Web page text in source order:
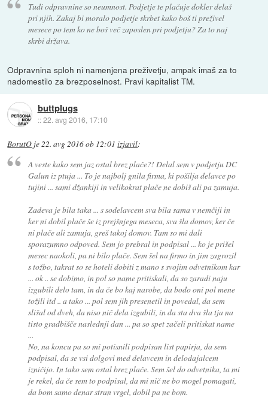
Tudi odpravnine so neumnost. Podjetje te plačuje dokler delaš
pri njih. Zakaj bi moralo podjetje skrbet kako boš ti preživel
mesece po tem ko ne boš več zaposlen pri podjetju? Za to naj
skrbi država.
Odpravnina sploh ni namenjena preživetju, ampak imaš za to
nadomestilo za brezposelnost. Pravi kapitalist TM.
buttplugs
::22. avg 2016, 17:10
BorutO je22. avg 2016 ob 12:01 izjavil:
A veste kako sem jaz ostal brez plače?! Delal sem v podjetju DC
Galun iz ptuja ... To je najbolj gnila firma, ki pošilja delavce po
tujini ... sami džankiji in velikokrat plače ne dobiš ali pa zamuja.
Zadeva je bila taka ... s sodelavcem sva bila sama v nemčiji in
ker ni dobil plače še iz prejšnjega meseca, sva šla domov, ker če
ni plače ali zamuja, greš takoj domov. Tam so mi dali
sporazumno odpoved. Sem jo prebral in podpisal ... ko je prišel
mesec naokoli, pa ni bilo plače. Sem šel na firmo in jim zagrozil
s tožbo, takrat so se hoteli dobiti z mano s svojim odvetnikom kar
... ok .. se dobimo, in pol so name pritiskali, da so zaradi naju
izgubili delo tam, in da če bo kaj narobe, da bodo oni pol mene
tožili itd .. a tako ... pol sem jih presenetil in povedal, da sem
slišal od dveh, da niso nič dela izgubili, in da sta dva šla tja na
tisto gradbišče naslednji dan ... pa so spet začeli pritiskat name
...
No, na koncu pa so mi potisnili podpisan list papirja, da sem
podpisal, da se vsi dolgovi med delavcem in delodajalcem
izničijo. In tako sem ostal brez plače. Sem šel do odvetnika, ta mi
je rekel, da če sem to podpisal, da mi nič ne bo mogel pomagati,
da bom samo denar stran vrgel, dobil pa ne bom.